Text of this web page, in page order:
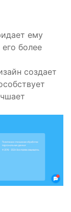
ему
более
создает